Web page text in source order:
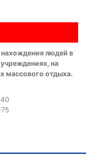
людей в
на
массового отдыха.